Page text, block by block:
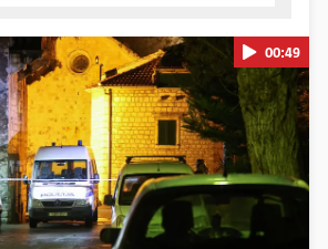
Pokretanje videa...
00:49